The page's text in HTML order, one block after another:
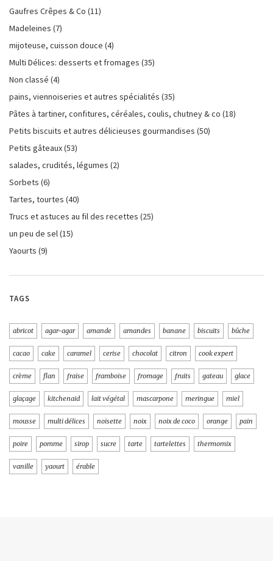
Gaufres Crêpes & Co (11)
Madeleines (7)
mijoteuse, cuisson douce (4)
Multi Délices: desserts et fromages (35)
Non classé (4)
pains, viennoiseries et autres spécialités (35)
Pâtes à tartiner, confitures, céréales, coulis, chutney & co (18)
Petits biscuits et autres délicieuses gourmandises (50)
Petits gâteaux(53)
salades, crudités, légumes (2)
Sorbets (6)
Tartes, tourtes (40)
Trucs et astuces au fil des recettes (25)
un peu de sel(15)
Yaourts (9)
TAGS
abricot agar-agar amande amandes banane biscuits bûche
cacao cake caramel cerise chocolat citron cook expert
crème flan fraise framboise fromage fruits gateau glace
glaçage kitchenaid lait végétal mascarpone meringue miel
mousse multi délices noisette noix noix de coco orange pain
poire pomme sirop sucre tarte tartelettes thermomix
vanille yaourt érable